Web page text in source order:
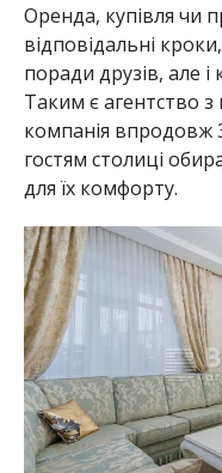
Оренда, купівля чи
відповідальні
поради друзів, але і
Таким є агентство з
компанія впродовж
гостям столиці
для їх комфорту.